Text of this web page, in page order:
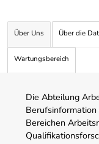
Über Uns Über die
Wartungsbereich
Die Abteilung
Bereichen